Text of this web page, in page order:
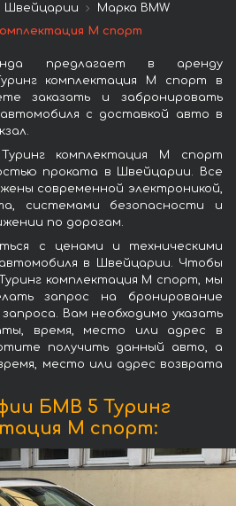
Швейцарии
Марка BMW
М спорт
предлагает в аренду
комплектация М спорт в
заказать и забронировать
с доставкой авто в
комплектация М спорт
проката в Швейцарии. Все
современной электроникой,
системами безопасности и
по дорогам.
с ценами и техническими
в Швейцарии. Чтобы
комплектация М спорт, мы
запрос на бронирование
Вам необходимо указать
время, место или адрес в
получить данный авто, а
место или адрес возврата
БМВ 5 Туринг
М спорт: